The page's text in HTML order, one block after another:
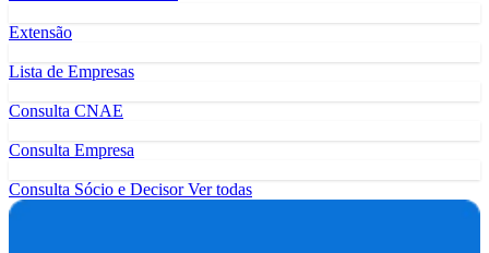
Extensão
Lista de Empresas
Consulta CNAE
Consulta Empresa
Consulta Sócio e DecisorVer todas